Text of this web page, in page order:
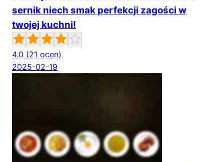
sernik niech smak perfekcji zagości w
twojej kuchni!
4.0 (21 ocen)
2025-02-19